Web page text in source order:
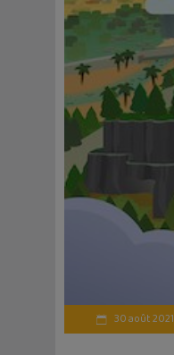
30 août 2021